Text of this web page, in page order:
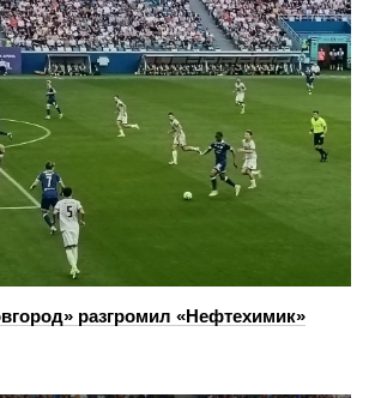
разгромил «Нефтехимик»